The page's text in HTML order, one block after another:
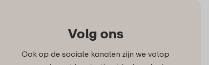
Volg ons
Ook op de sociale kanalen zijn we volop